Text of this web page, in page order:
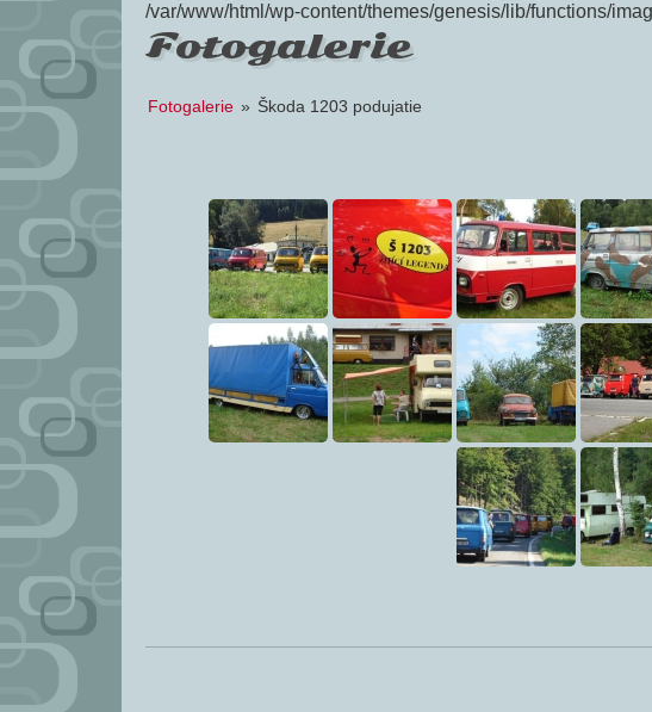
/var/www/html/wp-content/themes/genesis/lib/functions/
Fotogalerie
Fotogalerie » Škoda 1203 podujatie